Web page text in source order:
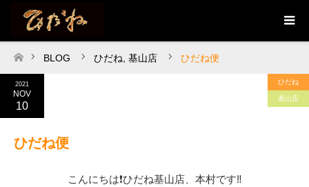
ホーム
BLOG ひだね 基山店 ひだね便
2021
NOV
10
ひだね
基山店
ひだね便
こんにちは❗ひだね基山店、本村です‼️